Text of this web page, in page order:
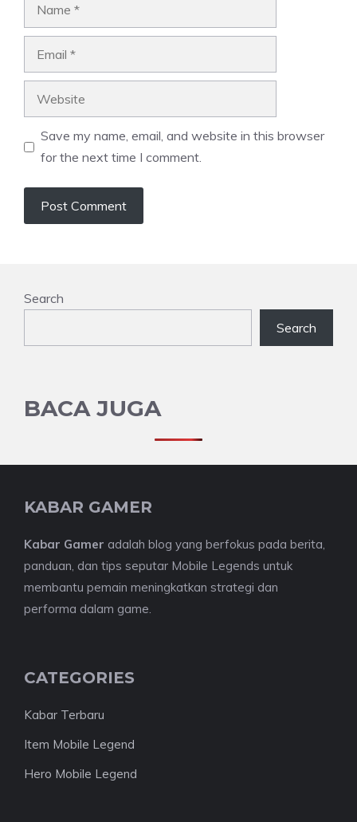
Save my name, email, and website in this browser
for the next time I comment.
Search
Search
BACA JUGA
KABAR GAMER
Kabar Gamer adalah blog yang berfokus pada berita,
panduan, dan tips seputar Mobile Legends untuk
membantu pemain meningkatkan strategi dan
performa dalam game.
CATEGORIES
Kabar Terbaru
Item Mobile Legend
Hero Mobile Legend